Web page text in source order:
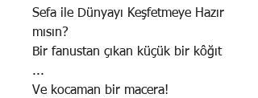
Sefa ile Dünyayı Keşfetmeye Hazır
mısın?
Bir fanustan çıkan küçük bir kôğıt
...
Ve kocaman bir macera!